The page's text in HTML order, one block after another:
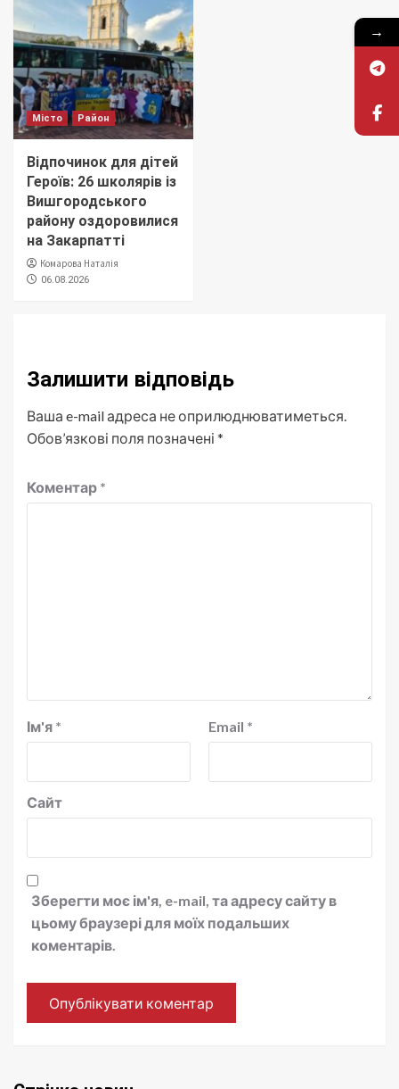
Місто Район
Відпочинок для дітей
Героїв: 26 школярів із
Вишгородського
району оздоровилися
на Закарпатті
Комарова Наталія
06.08.2026
Залишити відповідь
Ваша e-mail адреса не оприлюднюватиметься.
Обов’язкові поля позначені *
Коментар *
Ім'я * Email *
Сайт
Зберегти моє ім'я, e-mail, та адресу сайту в
цьому браузері для моїх подальших
коментарів.
→